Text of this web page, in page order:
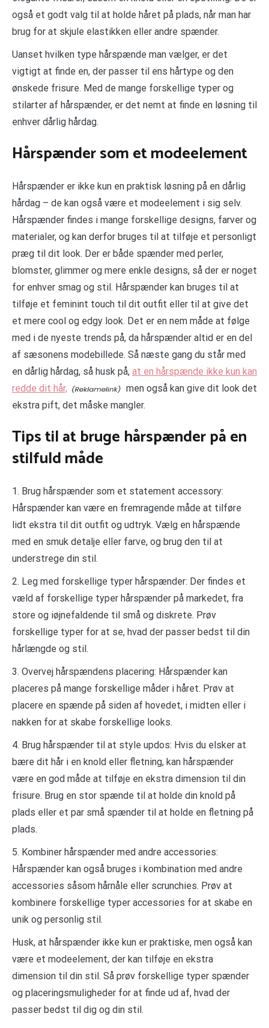
også et godt valg til at holde håret på plads, når man har
brug for at skjule elastikken eller andre spænder.
Uanset hvilken type hårspænde man vælger, er det
vigtigt at finde en, der passer til ens hårtype og den
ønskede frisure. Med de mange forskellige typer og
stilarter af hårspænder, er det nemt at finde en løsning til
enhver dårlig hårdag.
Hårspænder som et modeelement
Hårspænder er ikke kun en praktisk løsning på en dårlig
hårdag – de kan også være et modeelement i sig selv.
Hårspænder findes i mange forskellige designs, farver og
materialer, og kan derfor bruges til at tilføje et personligt
præg til dit look. Der er både spænder med perler,
blomster, glimmer og mere enkle designs, så der er noget
for enhver smag og stil. Hårspænder kan bruges til at
tilføje et feminint touch til dit outfit eller til at give det
et mere cool og edgy look. Det er en nem måde at følge
med i de nyeste trends på, da hårspænder altid er en del
af sæsonens modebillede. Så næste gang du står med
en dårlig hårdag, så husk på, at en hårspænde ikke kun kan
redde dit hår,
men også kan give dit look det
ekstra pift, det måske mangler.
Tips til at bruge hårspænder på en
stilfuld måde
1. Brug hårspænder som et statement accessory:
Hårspænder kan være en fremragende måde at tilføre
lidt ekstra til dit outfit og udtryk. Vælg en hårspænde
med en smuk detalje eller farve, og brug den til at
understrege din stil.
2. Leg med forskellige typer hårspænder: Der findes et
væld af forskellige typer hårspænder på markedet, fra
store og iøjnefaldende til små og diskrete. Prøv
forskellige typer for at se, hvad der passer bedst til din
hårlængde og stil.
3. Overvej hårspændens placering: Hårspænder kan
placeres på mange forskellige måder i håret. Prøv at
placere en spænde på siden af hovedet, i midten eller i
nakken for at skabe forskellige looks.
4. Brug hårspænder til at style updos: Hvis du elsker at
bære dit hår i en knold eller fletning, kan hårspænder
være en god måde at tilføje en ekstra dimension til din
frisure. Brug en stor spænde til at holde din knold på
plads eller et par små spænder til at holde en fletning på
plads.
5. Kombiner hårspænder med andre accessories:
Hårspænder kan også bruges i kombination med andre
accessories såsom hårnåle eller scrunchies. Prøv at
kombinere forskellige typer accessories for at skabe en
unik og personlig stil.
Husk, at hårspænder ikke kun er praktiske, men også kan
være et modeelement, der kan tilføje en ekstra
dimension til din stil. Så prøv forskellige typer spænder
og placeringsmuligheder for at finde ud af, hvad der
passer bedst til dig og din stil.